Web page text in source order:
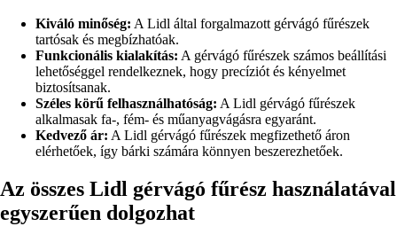
Kiváló minőség: A Lidl által forgalmazott gérvágó fűrészek
tartósak és megbízhatóak.
Funkcionális kialakítás: A gérvágó fűrészek számos beállítási
lehetőséggel rendelkeznek, hogy precíziót és kényelmet
biztosítsanak.
Széles körű felhasználhatóság: A Lidl gérvágó fűrészek
alkalmasak fa-, fém- és műanyagvágásra egyaránt.
Kedvező ár: A Lidl gérvágó fűrészek megfizethető áron
elérhetőek, így bárki számára könnyen beszerezhetőek.
Az összes Lidl gérvágó fűrész használatával
egyszerűen dolgozhat